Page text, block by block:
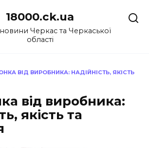
18000.ck.ua
Черкас та Черкаської
області
ВІД ВИРОБНИКА: НАДІЙНІСТЬ, ЯКІСТЬ
від виробника:
якість та